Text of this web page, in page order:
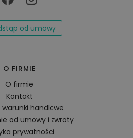
od umowy
O FIRMIE
O firmie
Kontakt
warunki handlowe
od umowy i zwroty
prywatności